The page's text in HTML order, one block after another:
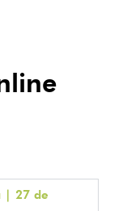
| 27 de